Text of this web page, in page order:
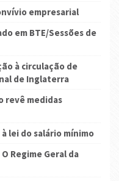
empresarial
em BTE/Sessões de
à circulação de
de Inglaterra
revê medidas
lei do salário mínimo
Regime Geral da